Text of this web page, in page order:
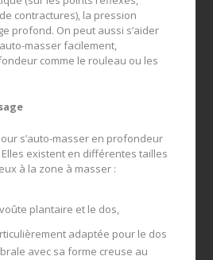
contractures), la pression
profond. On peut aussi s’aider
masser facilement,
comme le rouleau ou les
s’auto-masser en profondeur
existent en différentes tailles
à la zone à masser :
plantaire et le dos,
adaptée pour le dos
avec sa forme creuse au